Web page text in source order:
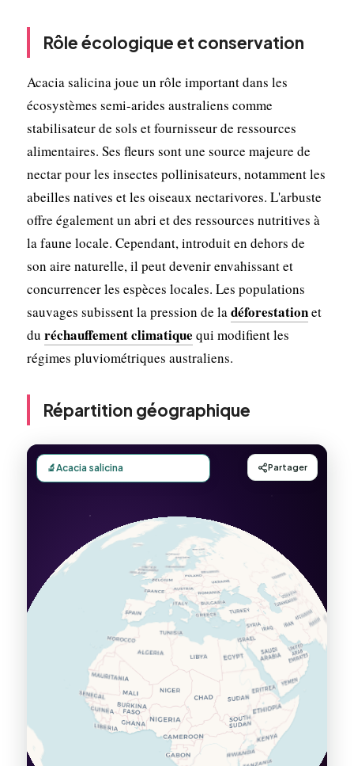
Rôle écologique et conservation
Acacia salicina joue un rôle important dans les
écosystèmes semi-arides australiens comme
stabilisateur de sols et fournisseur de ressources
alimentaires. Ses fleurs sont une source majeure de
nectar pour les insectes pollinisateurs, notamment les
abeilles natives et les oiseaux nectarivores. L'arbuste
offre également un abri et des ressources nutritives à
la faune locale. Cependant, introduit en dehors de
son aire naturelle, il peut devenir envahissant et
concurrencer les espèces locales. Les populations
sauvages subissent la pression de ladéforestationet
du réchauffement climatique qui modifient les
régimes pluviométriques australiens.
Répartition géographique